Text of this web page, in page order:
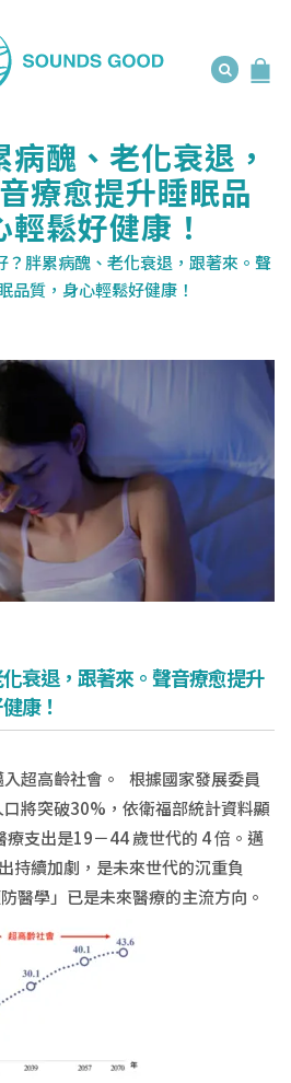
醜、老化衰退，
療愈提升睡眠品
鬆好健康！
？胖累病醜、老化衰退，跟著來。聲
品質，身心輕鬆好健康！
衰退，跟著來。聲音療愈提升
康！
超高齡社會。 根據國家發展委員
將突破30%，依衛福部統計資料顯
支出是19－44 歲世代的 4 倍。邁
持續加劇，是未來世代的沉重負
醫學」已是未來醫療的主流方向。